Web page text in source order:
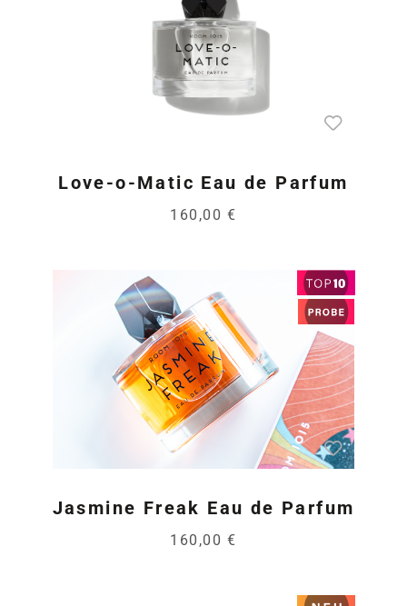
Love-o-Matic Eau de Parfum
160,00 €
Jasmine Freak Eau de Parfum
160,00 €